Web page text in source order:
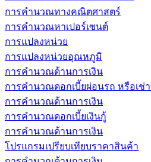
การคำนวณทางคณิตศาสตร์
การคำนวณหาเปอร์เซนต์
การแปลงหน่วย
การแปลงหน่วยอุณหภูมิ
การคำนวณด้านการเงิน
การคำนวณดอกเบี้ยผ่อนรถ หรือเช่
การคำนวณด้านการเงิน
การคำนวณดอกเบี้ยเงินกู้
การคำนวณด้านการเงิน
โปรแกรมเปรียบเทียบราคาสินค้า